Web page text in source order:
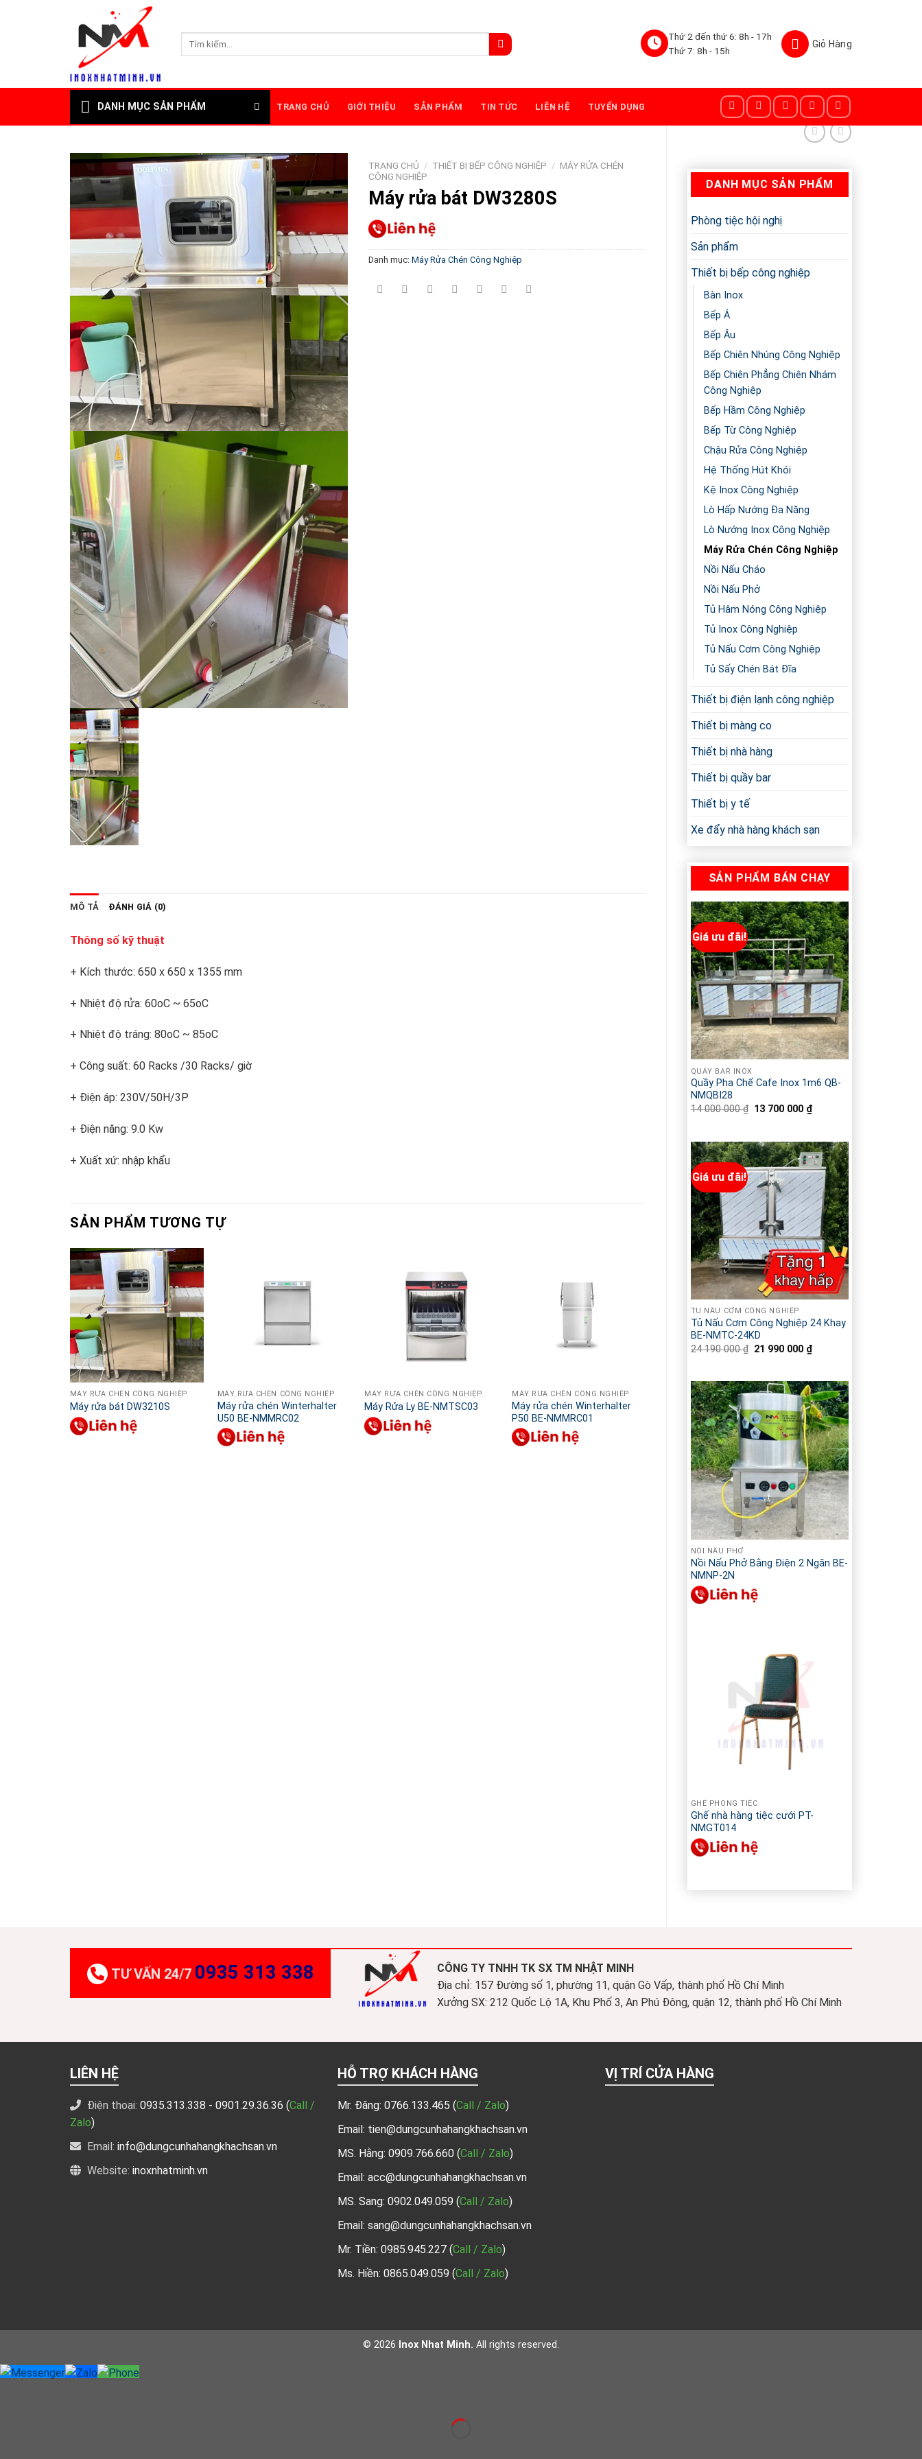
Tìm
Thứ 2 đến thứ 6: 8h - 17h
Thứ 7: 8h - 15h
DANH MỤC SẢN PHẨM TRANG CHỦ GIỚI THIỆU SẢN PHẨM TIN TỨC LIÊN HỆ TUYỂN DỤNG
DANH MỤC SẢN PHẨM
Phòng tiệc hội nghị
Sản phẩm
Thiết bị bếp công nghiệp
Bàn Inox
Bếp Á
Bếp Âu
Bếp Chiên Nhúng Công Nghiệp
Bếp Chiên Phẳng Chiên Nhám
Công Nghiệp
Bếp Hầm Công Nghiệp
Bếp Từ Công Nghiệp
Chậu Rửa Công Nghiệp
Hệ Thống Hút Khói
Kệ Inox Công Nghiệp
Lò Hấp Nướng Đa Năng
Lò Nướng Inox Công Nghiệp
Máy Rửa Chén Công Nghiệp
Nồi Nấu Cháo
Nồi Nấu Phở
Tủ Hâm Nóng Công Nghiệp
Tủ Inox Công Nghiệp
Tủ Nấu Cơm Công Nghiệp
Tủ Sấy Chén Bát Đĩa
Thiết bị điện lạnh công nghiệp
Thiết bị màng co
Thiết bị nhà hàng
Thiết bị quầy bar
Thiết bị y tế
Xe đẩy nhà hàng khách sạn
SẢN PHẨM BÁN CHẠY
Giá ưu đãi!
QUẦY BAR INOX
Quầy Pha Chế Cafe Inox 1m6 QB-
NMQBI28
14 000 000₫ Giá
000
000 ₫.
13 700 000 ₫Giá
13
700
000 ₫.
Giá ưu đãi!
TỦ NẤU CƠM CÔNG NGHIỆP
Tủ Nấu Cơm Công Nghiệp 24 Khay
BE-NMTC-24KD
24 190 000₫ Giá
190
000 ₫.
21 990 000 ₫Giá
21
990
000 ₫.
NỒI NẤU PHỞ
Nồi Nấu Phở Bằng Điện 2 Ngăn BE-
NMNP-2N
GHẾ PHÒNG TIỆC
Ghế nhà hàng tiệc cưới PT-
NMGT014
TRANG CHỦ / THIẾT BỊ BẾP CÔNG NGHIỆP / MÁY RỬA CHÉN
CÔNG NGHIỆP
Máy rửa bát DW3280S
Danh mục: Máy Rửa Chén Công Nghiệp
MÔ TẢ ĐÁNH GIÁ (0)
Thông số kỹ thuật
+ Kích thước: 650 x 650 x 1355 mm
+ Nhiệt độ rửa: 60oC ~ 65oC
+ Nhiệt độ tráng: 80oC ~ 85oC
+ Công suất: 60 Racks /30 Racks/ giờ
+ Điện áp: 230V/50H/3P
+ Điện năng: 9.0 Kw
+ Xuất xứ: nhập khẩu
SẢN PHẨM TƯƠNG TỰ
MÁY RỬA CHÉN CÔNG NGHIỆP
Máy rửa bát DW3210S
MÁY RỬA CHÉN CÔNG NGHIỆP
Máy rửa chén Winterhalter
U50 BE-NMMRC02
MÁY RỬA CHÉN CÔNG NGHIỆP
Máy Rửa Ly BE-NMTSC03
MÁY RỬA CHÉN CÔNG NGHIỆP
Máy rửa chén Winterhalter
P50 BE-NMMRC01
TƯ VẤN 24/7 0935 313 338
CÔNG TY TNHH TK SX TM NHẬT MINH
Địa chỉ: 157 Đường số 1, phường 11, quận Gò Vấp, thành phố Hồ Chí Minh
Xưởng SX: 212 Quốc Lộ 1A, Khu Phố 3, An Phú Đông, quận 12, thành phố Hồ Chí Minh
LIÊN HỆ
Điện thoại: 0935.313.338 - 0901.29.36.36 (Call /
Zalo)
Email: info@dungcunhahangkhachsan.vn
Website: inoxnhatminh.vn
HỖ TRỢ KHÁCH HÀNG
Mr. Đăng: 0766.133.465 (Call / Zalo)
Email: tien@dungcunhahangkhachsan.vn
MS. Hằng: 0909.766.660 (Call / Zalo)
Email: acc@dungcunhahangkhachsan.vn
MS. Sang: 0902.049.059 (Call / Zalo)
Email: sang@dungcunhahangkhachsan.vn
Mr. Tiền: 0985.945.227 (Call / Zalo)
Ms. Hiền: 0865.049.059 (Call / Zalo)
VỊ TRÍ CỬA HÀNG
© 2026 Inox Nhat Minh. All rights reserved.